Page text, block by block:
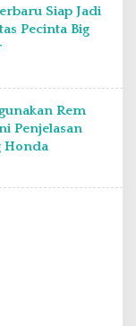
Siap Jadi
Pecinta Big
Rem
Penjelasan
Honda